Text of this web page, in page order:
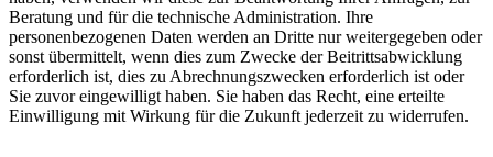
Beratung und für die technische Administration. Ihre
personenbezogenen Daten werden an Dritte nur weitergegeben oder
sonst übermittelt, wenn dies zum Zwecke der Beitrittsabwicklung
erforderlich ist, dies zu Abrechnungszwecken erforderlich ist oder
Sie zuvor eingewilligt haben. Sie haben das Recht, eine erteilte
Einwilligung mit Wirkung für die Zukunft jederzeit zu widerrufen.